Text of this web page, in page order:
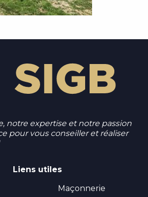
notre expertise et notre passion
pour vous conseiller et réaliser
Liens utiles
Maçonnerie